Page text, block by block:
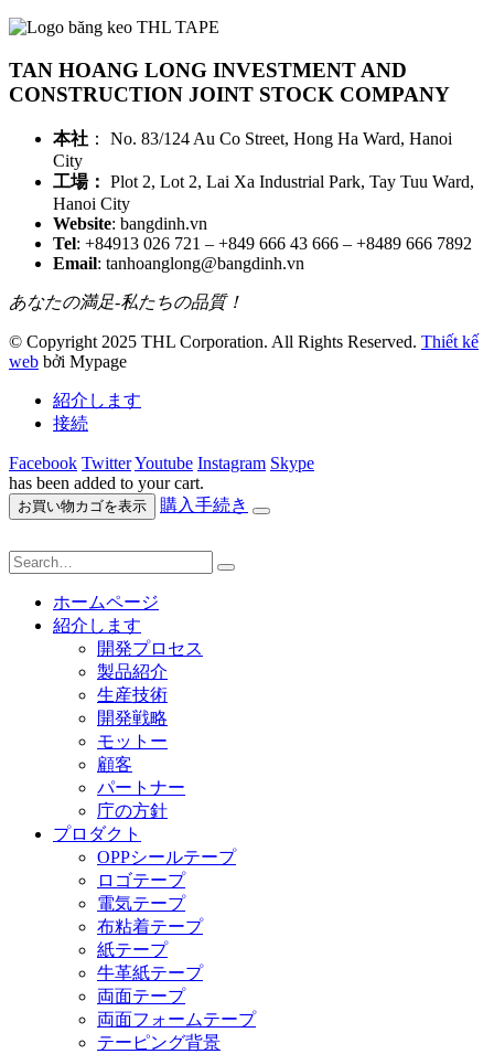
TAN HOANG LONG INVESTMENT AND
CONSTRUCTION JOINT STOCK COMPANY
本社 ： No. 83/124 Au Co Street, Hong Ha Ward, Hanoi
City
工場： Plot 2, Lot 2, Lai Xa Industrial Park, Tay Tuu Ward,
Hanoi City
Website: bangdinh.vn
Tel: +84913 026 721 – +849 666 43 666 – +8489 666 7892
Email: tanhoanglong@bangdinh.vn
あなたの満足-私たちの品質！
© Copyright 2025 THL Corporation. All Rights Reserved. Thiết kế
web bởi Mypage
紹介します
接続
Facebook TwitterYoutube Instagram Skype
has been added to your cart.
お買い物カゴを表示 購入手続き
ホームページ
紹介します
開発プロセス
製品紹介
生産技術
開発戦略
モットー
顧客
パートナー
庁の方針
プロダクト
OPPシールテープ
ロゴテープ
電気テープ
布粘着テープ
紙テープ
牛革紙テープ
両面テープ
両面フォームテープ
テーピング背景